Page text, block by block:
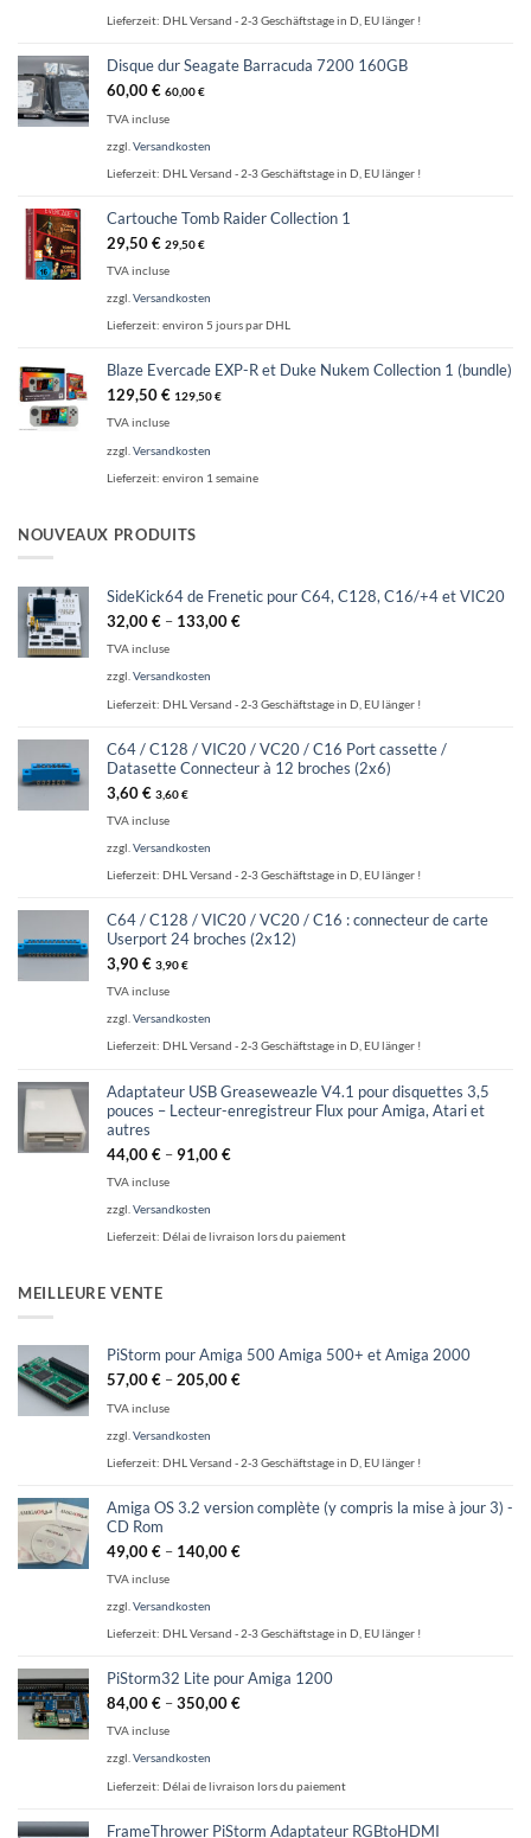
Lieferzeit: DHL Versand - 2-3 Geschäftstage in D, EU länger !
Disque dur Seagate Barracuda 7200 160GB
60,00€ 60,00€
TVA incluse
zzgl. Versandkosten
Lieferzeit: DHL Versand - 2-3 Geschäftstage in D, EU länger !
Cartouche Tomb Raider Collection 1
29,50€ 29,50€
TVA incluse
zzgl. Versandkosten
Lieferzeit: environ 5 jours par DHL
Blaze Evercade EXP-R et Duke Nukem Collection 1 (bundle)
129,50€ 129,50€
TVA incluse
zzgl. Versandkosten
Lieferzeit: environ 1 semaine
NOUVEAUX PRODUITS
SideKick64 de Frenetic pour C64, C128, C16/+4 et VIC20
32,00€ – 133,00€
TVA incluse
zzgl.Versandkosten
Lieferzeit: DHL Versand - 2-3 Geschäftstage in D, EU länger !
C64 / C128 / VIC20 / VC20 / C16 Port cassette /
Datasette Connecteur à 12 broches (2x6)
3,60€ 3,60€
TVA incluse
zzgl. Versandkosten
Lieferzeit: DHL Versand - 2-3 Geschäftstage in D, EU länger !
C64 / C128 / VIC20 / VC20 / C16 : connecteur de carte
Userport 24 broches (2x12)
3,90€ 3,90€
TVA incluse
zzgl. Versandkosten
Lieferzeit: DHL Versand - 2-3 Geschäftstage in D, EU länger !
Adaptateur USB Greaseweazle V4.1 pour disquettes 3,5
pouces – Lecteur-enregistreur Flux pour Amiga, Atari et
autres
44,00€ –91,00€
TVA incluse
zzgl. Versandkosten
Lieferzeit: Délai de livraison lors du paiement
MEILLEURE VENTE
PiStorm pour Amiga 500 Amiga 500+ et Amiga 2000
57,00€ –205,00€
TVA incluse
zzgl. Versandkosten
Lieferzeit: DHL Versand - 2-3 Geschäftstage in D, EU länger !
Amiga OS 3.2 version complète (y compris la mise à jour 3) -
CD Rom
49,00€ – 140,00€
TVA incluse
zzgl. Versandkosten
Lieferzeit: DHL Versand - 2-3 Geschäftstage in D, EU länger !
PiStorm32 Lite pour Amiga 1200
84,00€ –350,00€
TVA incluse
zzgl.Versandkosten
Lieferzeit: Délai de livraison lors du paiement
FrameThrower PiStorm Adaptateur RGBtoHDMI